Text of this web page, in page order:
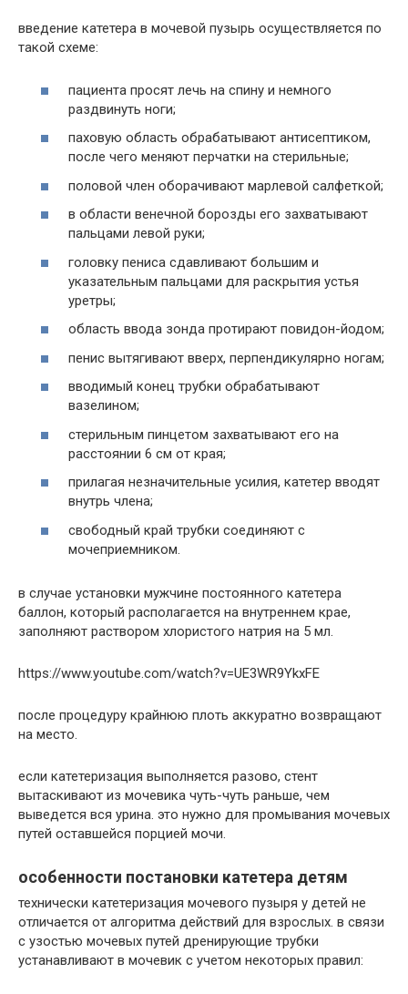
введение катетера в мочевой пузырь осуществляется по
такой схеме:
пациента просят лечь на спину и немного
раздвинуть ноги;
паховую область обрабатывают антисептиком,
после чего меняют перчатки на стерильные;
половой член оборачивают марлевой салфеткой;
в области венечной борозды его захватывают
пальцами левой руки;
головку пениса сдавливают большим и
указательным пальцами для раскрытия устья
уретры;
область ввода зонда протирают повидон-йодом;
пенис вытягивают вверх, перпендикулярно ногам;
вводимый конец трубки обрабатывают
вазелином;
стерильным пинцетом захватывают его на
расстоянии 6 см от края;
прилагая незначительные усилия, катетер вводят
внутрь члена;
свободный край трубки соединяют с
мочеприемником.
в случае установки мужчине постоянного катетера
баллон, который располагается на внутреннем крае,
заполняют раствором хлористого натрия на 5 мл.
https://www.youtube.com/watch?v=UE3WR9YkxFE
после процедуру крайнюю плоть аккуратно возвращают
на место.
если катетеризация выполняется разово, стент
вытаскивают из мочевика чуть-чуть раньше, чем
выведется вся урина. это нужно для промывания мочевых
путей оставшейся порцией мочи.
особенности постановки катетера детям
технически катетеризация мочевого пузыря у детей не
отличается от алгоритма действий для взрослых. в связи
с узостью мочевых путей дренирующие трубки
устанавливают в мочевик с учетом некоторых правил: